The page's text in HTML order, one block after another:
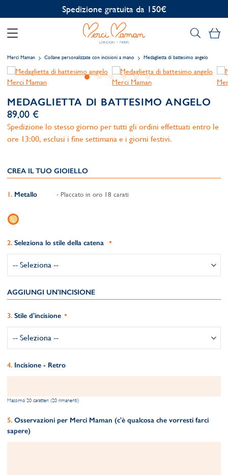
Personalizzazione gratuita
Il
Merci Maman Collane personalizzate con incisioni a mano Medaglietta di battesimo angelo
MEDAGLIETTA DI BATTESIMO ANGELO
89,00 €
Spedizione lo stesso giorno per tutti gli ordini effettuati entro le
ore 13:00, esclusi i fine settimana e i giorni festivi.
CREA IL TUO GIOIELLO
Metallo - Placcato in oro 18 carati
Seleziona lo stile della catena
AGGIUNGI UN'INCISIONE
Stile d'incisione
Incisione - Retro
Massimo 20 caratteri (20 rimanenti)
Osservazioni per Merci Maman (c'è qualcosa che vorresti farci
sapere)